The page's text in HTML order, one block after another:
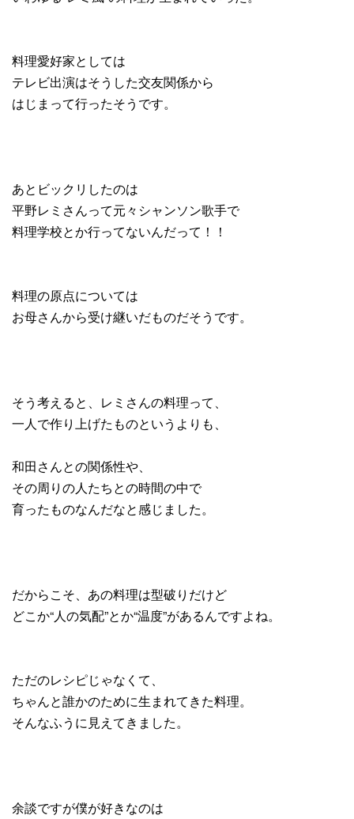
料理愛好家としては
テレビ出演はそうした交友関係から
はじまって行ったそうです。
あとビックリしたのは
平野レミさんって元々シャンソン歌手で
料理学校とか行ってないんだって！！
料理の原点については
お母さんから受け継いだものだそうです。
そう考えると、レミさんの料理って、
一人で作り上げたものというよりも、
和田さんとの関係性や、
その周りの人たちとの時間の中で
育ったものなんだなと感じました。
だからこそ、あの料理は型破りだけど
どこか“人の気配”とか“温度”があるんですよね。
ただのレシピじゃなくて、
ちゃんと誰かのために生まれてきた料理。
そんなふうに見えてきました。
余談ですが僕が好きなのは